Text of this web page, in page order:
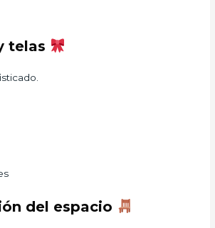
telas
del espacio